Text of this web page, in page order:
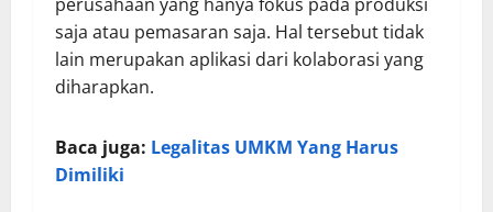
saja atau pemasaran saja. Hal tersebut tidak
lain merupakan aplikasi dari kolaborasi yang
diharapkan.
Baca juga: Legalitas UMKM Yang Harus
Dimiliki